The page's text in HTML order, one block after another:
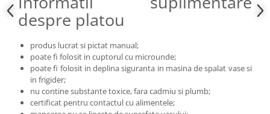
despre platou
produs lucrat si pictat manual;
poate fi folosit in cuptorul cu microunde;
poate fi folosit in deplina siguranta in masina de spalat vase si
in frigider;
nu contine substante toxice, fara cadmiu si plumb;
certificat pentru contactul cu alimentele;